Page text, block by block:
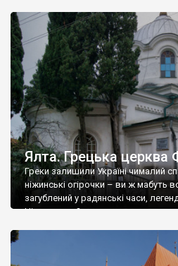
Ялта. Грецька церква
Греки залишили Україні чималий
ніжинські огірочки – ви ж мабуть
загублений у радянські часи,
Ніжин греки?